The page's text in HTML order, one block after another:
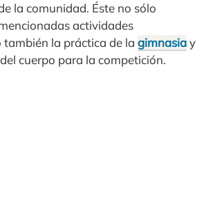
la comunidad. Éste no sólo
actividades
también la práctica de la gimnasiay
cuerpo para la competición.